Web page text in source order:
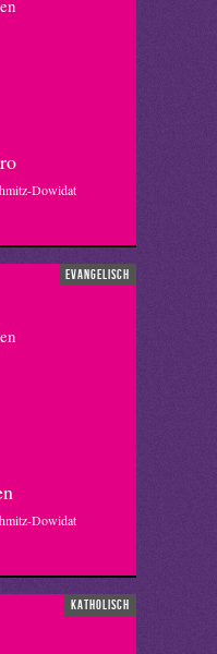
Dowidat
evangelisch
Dowidat
katholisch